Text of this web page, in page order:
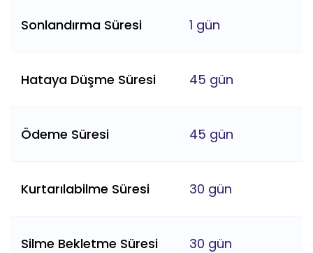
Sonlandırma Süresi 1 gün
Hataya Düşme Süresi 45 gün
Ödeme Süresi 45 gün
Kurtarılabilme Süresi 30 gün
Silme Bekletme Süresi 30 gün